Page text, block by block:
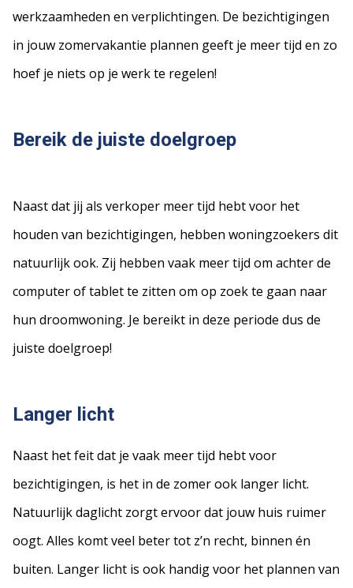
werkzaamheden en verplichtingen. De bezichtigingen
in jouw zomervakantie plannen geeft je meer tijd en zo
hoef je niets op je werk te regelen!
Bereik de juiste doelgroep
Naast dat jij als verkoper meer tijd hebt voor het
houden van bezichtigingen, hebben woningzoekers dit
natuurlijk ook. Zij hebben vaak meer tijd om achter de
computer of tablet te zitten om op zoek te gaan naar
hun droomwoning. Je bereikt in deze periode dus de
juiste doelgroep!
Langer licht
Naast het feit dat je vaak meer tijd hebt voor
bezichtigingen, is het in de zomer ook langer licht.
Natuurlijk daglicht zorgt ervoor dat jouw huis ruimer
oogt. Alles komt veel beter tot z’n recht, binnen én
buiten. Langer licht is ook handig voor het plannen van